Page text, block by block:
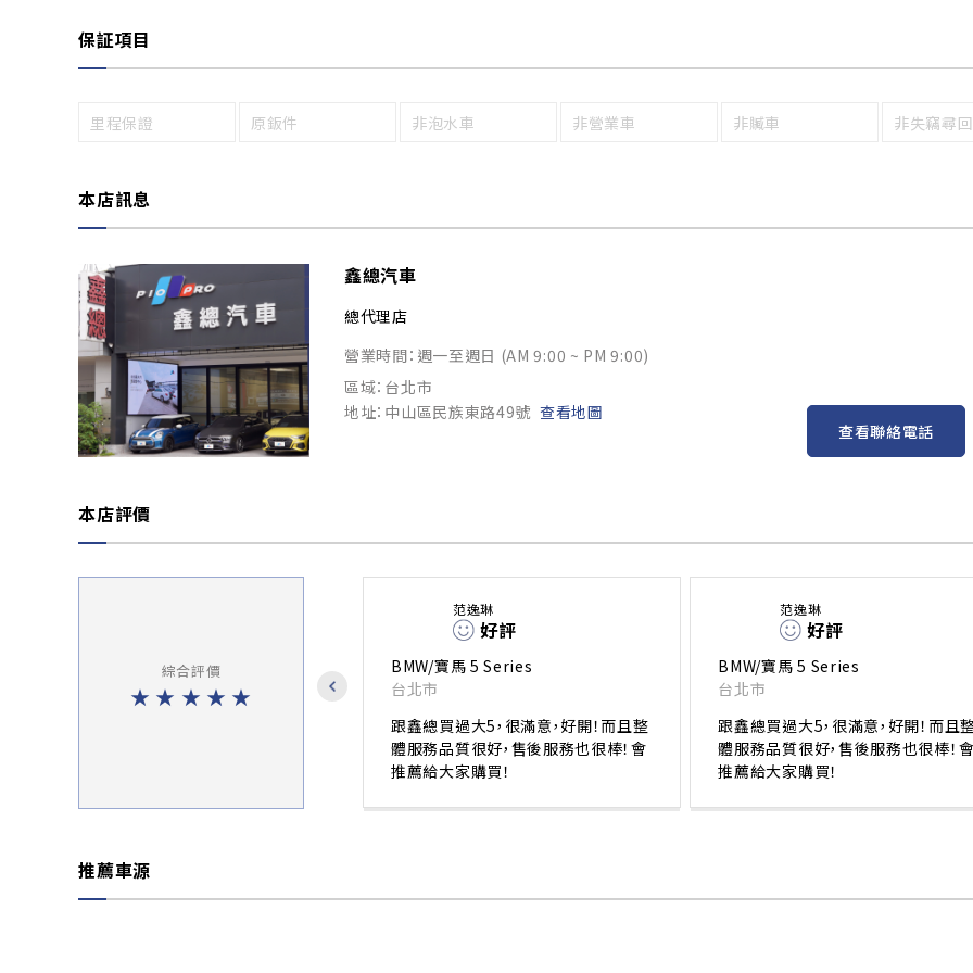
保証項目
里程保證 原鈑件 非泡水車 非營業車 非贓車 非失竊尋
本店訊息
鑫總汽車
總代理店
營業時間：週一至週日 (AM 9:00 ~ PM 9:00)
區域：台北市
地址：中山區民族東路49號 查看地圖
查看聯絡電話
本店評價
綜合評價
★ ★ ★ ★ ★
范逸琳
好評
BMW/寶馬 5 Series
台北市
跟鑫總買過大5，很滿意，好開！而且整
體服務品質很好，售後服務也很棒！會
推薦給大家購買！
范逸琳
好評
BMW/寶馬 5 Series
台北市
跟鑫總買過大5，很滿意，好開！而且
體服務品質很好，售後服務也很棒！會
推薦給大家購買！
推薦車源